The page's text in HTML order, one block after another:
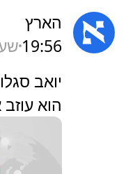
הארץ
19:56
‏יואב
הוא